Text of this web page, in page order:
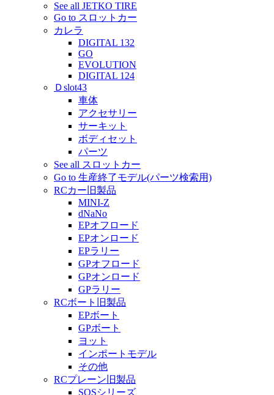
See all JETKO TIRE
Go to スロットカー
カレラ
DIGITAL 132
GO
EVOLUTION
DIGITAL 124
Ｄslot43
車体
アクセサリー
サーキット
ボディセット
パーツ
See all スロットカー
Go to 生産終了モデル(パーツ検索用)
RCカー旧製品
MINI-Z
dNaNo
EPオフロード
EPオンロード
EPラリー
GPオフロード
GPオンロード
GPラリー
RCボート旧製品
EPボート
GPボート
ヨット
インポートモデル
その他
RCプレーン旧製品
SQSシリーズ